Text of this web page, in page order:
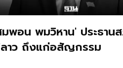
มพอน พมวิหาน' ประธาน
าว ถึงแก่อสัญกรรม